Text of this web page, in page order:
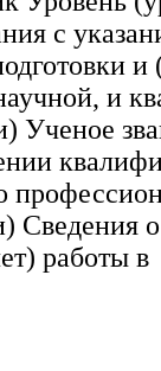
с
и
и
Ученое
Сведения о
работы в